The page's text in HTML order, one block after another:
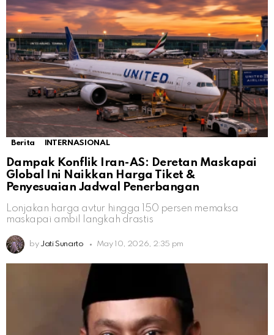
Berita INTERNASIONAL
Dampak Konflik Iran-AS: Deretan Maskapai
Global Ini Naikkan Harga Tiket &
Penyesuaian Jadwal Penerbangan
Lonjakan harga avtur hingga 150 persen memaksa
maskapai ambil langkah drastis
by Jati Sunarto May 10, 2026, 2:35 pm